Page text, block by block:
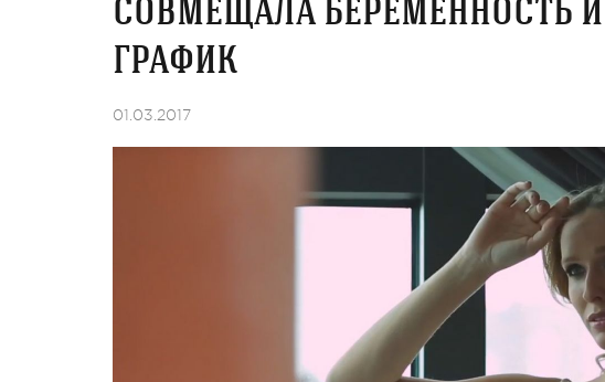
совмещала беременность
график
01.03.2017